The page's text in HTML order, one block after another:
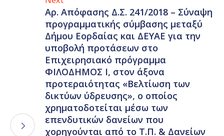
Αρ. Απόφασης Δ.Σ. 241/2018 – Σύναψη
προγραμματικής σύμβασης μεταξύ
Δήμου Εορδαίας και ΔΕΥΑΕ για την
υποβολή προτάσεων στο
Επιχειρησιακό πρόγραμμα
ΦΙΛΟΔΗΜΟΣ Ι, στον άξονα
προτεραιότητας «Βελτίωση των
δικτύων ύδρευσης», ο οποίος
χρηματοδοτείται μέσω των
επενδυτικών δανείων που
χορηγούνται από το Τ.Π. & Δανείων